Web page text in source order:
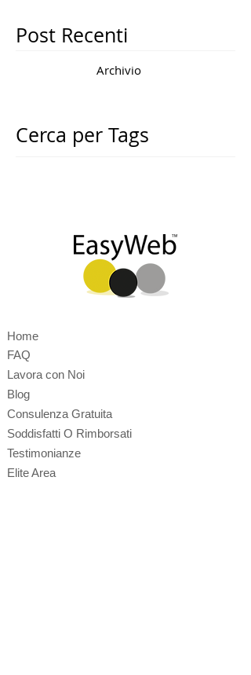
Post Recenti
Archivio
Cerca per Tags
Home
FAQ
Lavora con Noi
Blog
Consulenza Gratuita
Soddisfatti O Rimborsati
Testimonianze
Elite Area